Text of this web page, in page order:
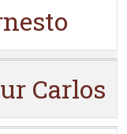
Carlos